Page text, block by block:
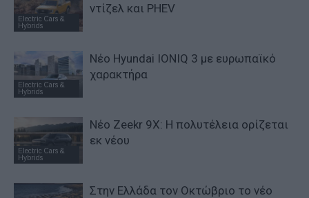
Electric Cars &
Hybrids
ντίζελ και PHEV
Electric Cars &
Hybrids
Νέο Hyundai IONIQ 3 με ευρωπαϊκό
χαρακτήρα
Electric Cars &
Hybrids
Νέο Zeekr 9X: Η πολυτέλεια ορίζεται
εκ νέου
Στην Ελλάδα τον Οκτώβριο το νέο